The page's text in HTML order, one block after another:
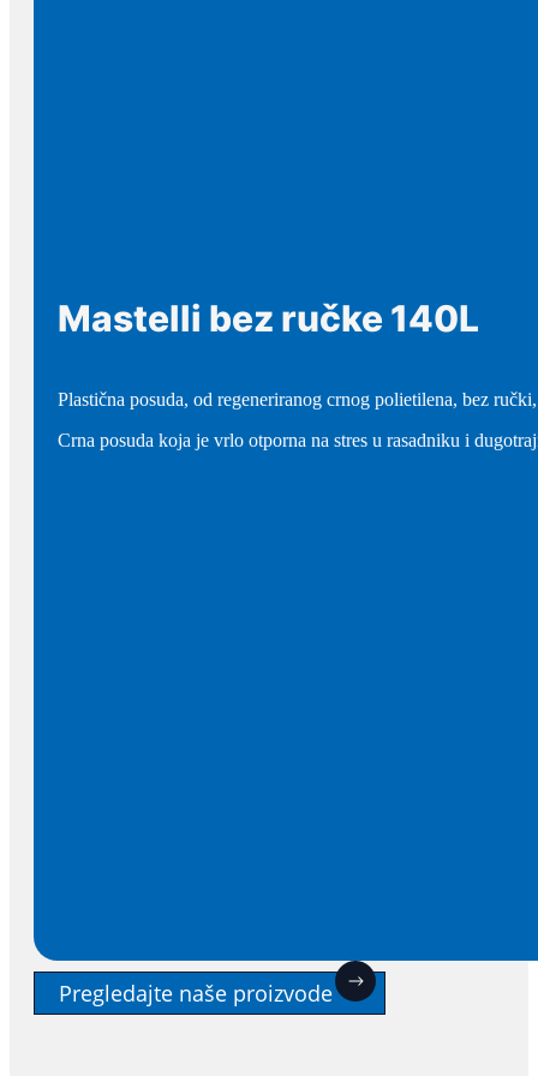
Mastelli bez ručke 140L
Plastična posuda, od regeneriranog crnog polietilena, bez
Crna posuda koja je vrlo otporna na stres u rasadniku i
Pregledajte naše proizvode